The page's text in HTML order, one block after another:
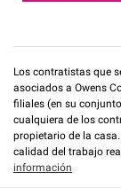
Los contratistas que
asociados a Owens
filiales (en su
cualquiera de los
propietario de la
calidad del trabajo
información